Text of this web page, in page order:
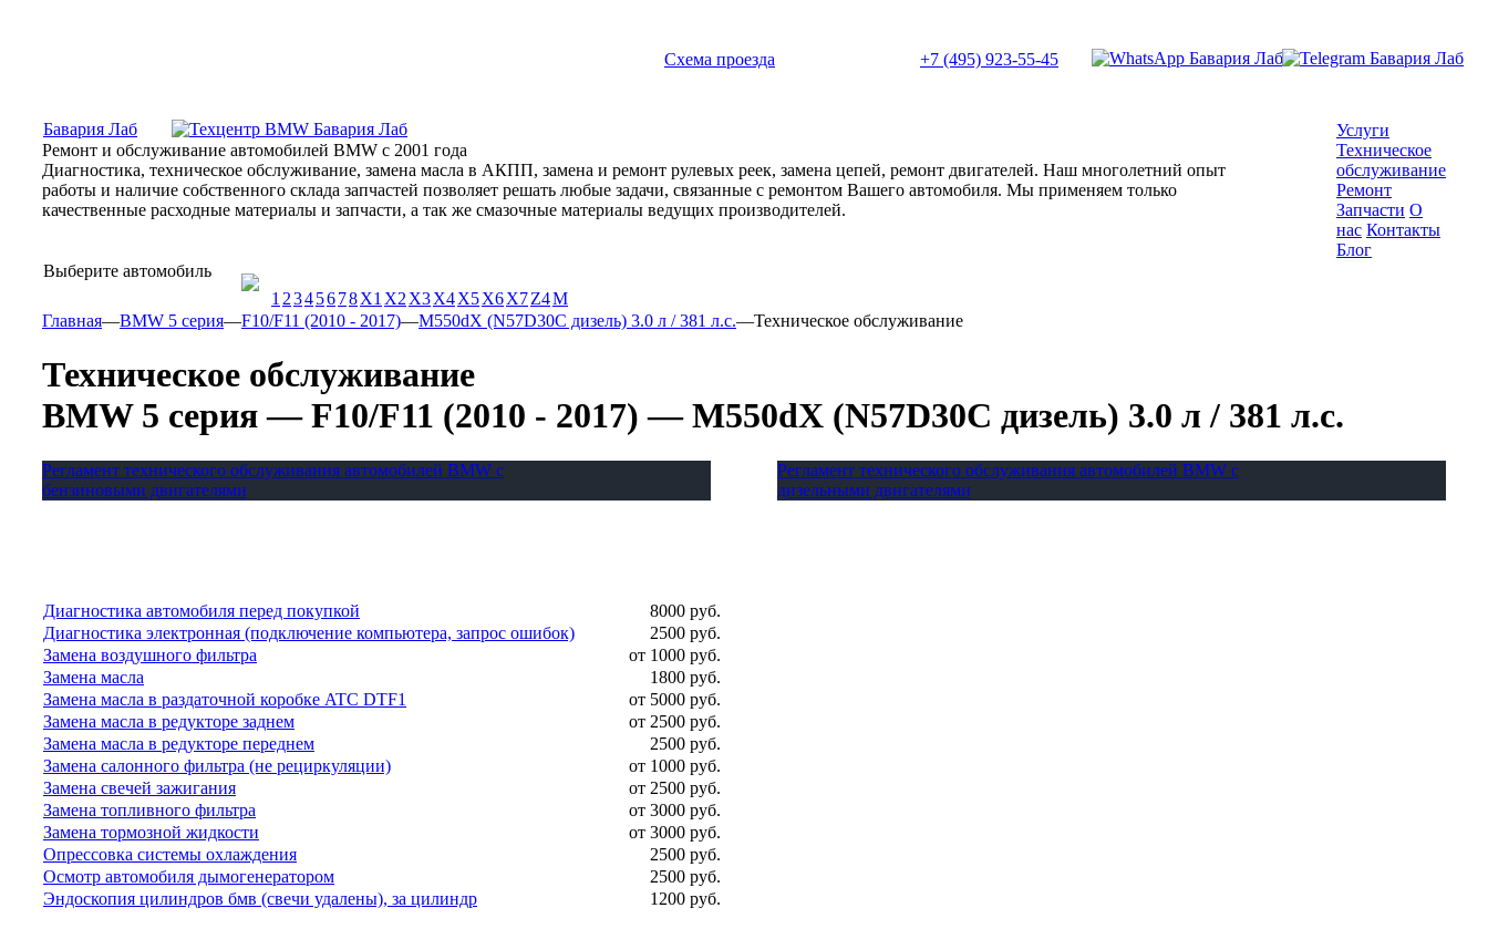
Схема проезда +7 (495) 923-55-45
Бавария Лаб
Ремонт и обслуживание автомобилей BMW с 2001 года
Диагностика, техническое обслуживание, замена масла в АКПП, замена и ремонт рулевых реек, замена цепей, ремонт двигателей. Наш многолетний опыт
работы и наличие собственного склада запчастей позволяет решать любые задачи, связанные с ремонтом Вашего автомобиля. Мы применяем только
качественные расходные материалы и запчасти, а так же смазочные материалы ведущих производителей.
Услуги
Техническое
обслуживание
Ремонт
Запчасти О
нас Контакты
Блог
Выберите автомобиль
1 2345678X1 X2 X3X4X5X6X7Z4М
Главная—BMW 5 серия—F10/F11 (2010 - 2017)—M550dX (N57D30C дизель) 3.0 л / 381 л.с.—Техническое обслуживание
Техническое обслуживание
BMW 5 серия — F10/F11 (2010 - 2017) — M550dX (N57D30C дизель) 3.0 л / 381 л.с.
Регламент технического обслуживания автомобилей BMW с
бензиновыми двигателями
Регламент технического обслуживания автомобилей BMW с
дизельными двигателями
Диагностика автомобиля перед покупкой
8000 руб.
Диагностика электронная (подключение компьютера, запрос ошибок)
2500 руб.
Замена воздушного фильтра
от 1000 руб.
Замена масла
1800 руб.
Замена масла в раздаточной коробке ATC DTF1
от 5000 руб.
Замена масла в редукторе заднем
от 2500 руб.
Замена масла в редукторе переднем
2500 руб.
Замена салонного фильтра (не рециркуляции)
от 1000 руб.
Замена свечей зажигания
от 2500 руб.
Замена топливного фильтра
от 3000 руб.
Замена тормозной жидкости
от 3000 руб.
Опрессовка системы охлаждения
2500 руб.
Осмотр автомобиля дымогенератором
2500 руб.
Эндоскопия цилиндров бмв (свечи удалены), за цилиндр
1200 руб.